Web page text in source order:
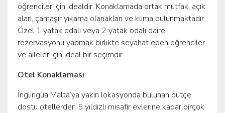
öğrenciler için idealdir. Konaklamada ortak mutfak, açık
alan, çamaşır yıkama olanakları ve klima bulunmaktadır.
Özel 1 yatak odalı veya 2 yatak odalı daire
rezervasyonu yapmak birlikte seyahat eden öğrenciler
ve aileler için ideal bir seçimdir.
Otel Konaklaması
İnglingua Malta’ya yakın lokasyonda bulunan bütçe
dostu otellerden 5 yıldızlı misafir evlerine kadar birçok